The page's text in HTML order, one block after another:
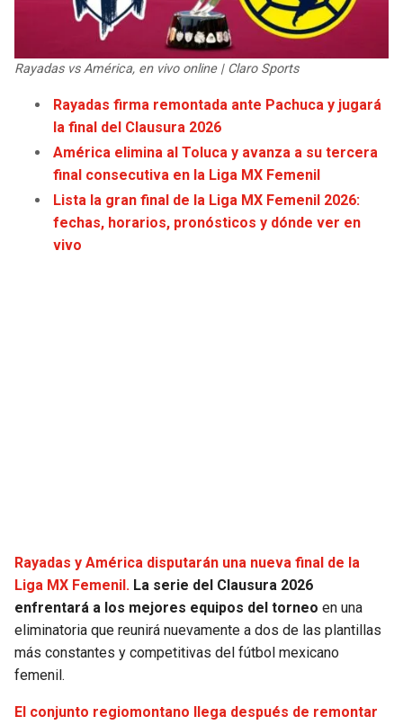
JAGUARS
TITANS
COWBOYS
GIANTS
EAGLES
COMMANDERS
PACKERS
VIKINGS
FALCONS
PANTHERS
WIZARDS
WARRIORS
CLIPPERS
LAKERS
SUNS
KINGS
TIMBERWOLVES
THUNDER
TRAIL BLAZERS
JAZZ
Rayadas vs América, en vivo online | Claro Sports
Rayadas firma remontada ante Pachuca y jugará
la final del Clausura 2026
América elimina al Toluca y avanza a su tercera
final consecutiva en la Liga MX Femenil
Lista la gran final de la Liga MX Femenil 2026:
fechas, horarios, pronósticos y dónde ver en
vivo
Rayadas y América disputarán una nueva final de la
Liga MX Femenil. La serie del Clausura 2026
enfrentará a los mejores equipos del torneo en una
eliminatoria que reunirá nuevamente a dos de las plantillas
más constantes y competitivas del fútbol mexicano
femenil.
El conjunto regiomontano llega después de remontar